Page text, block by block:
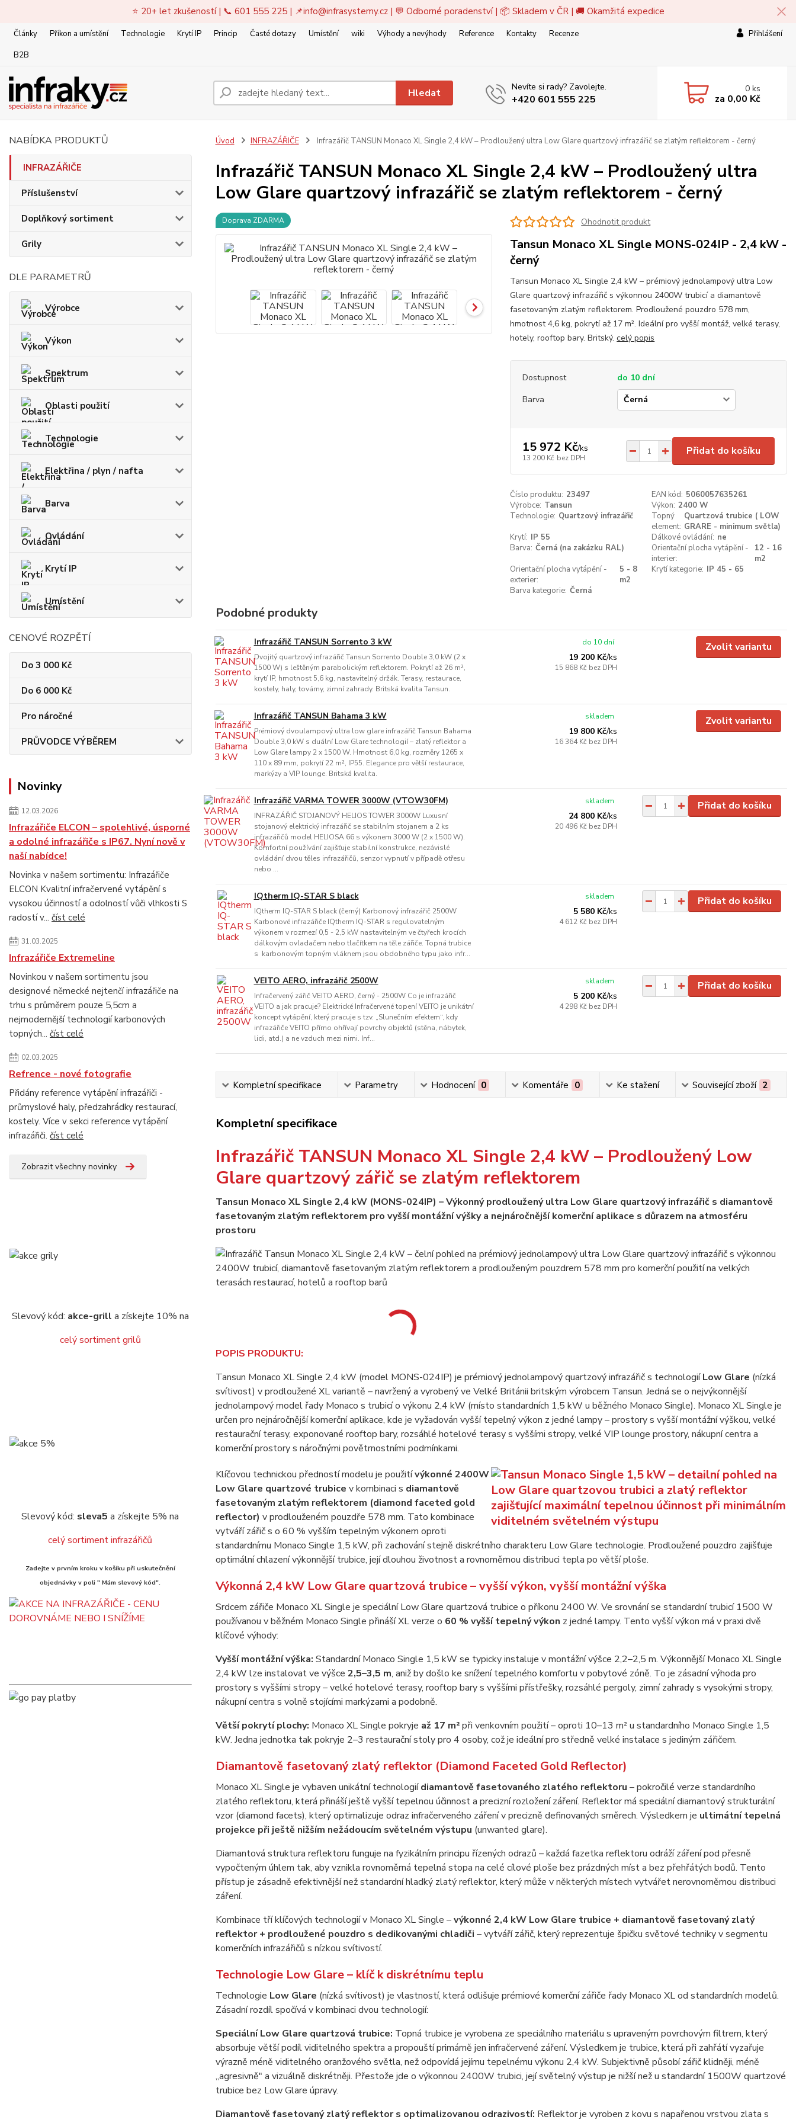
⭐ 20+ let zkušeností | 📞 601 555 225 | 📌info@infrasystemy.cz| 💬 Odborné poradenství | 📦 Skladem v ČR | 🚚 Okamžitá expedice
Články Příkon a umístění Technologie Krytí IP Princip Časté dotazy Umístění wiki Výhody a nevýhody Reference Kontakty
Recenze
B2B
Přihlášení
Hledat Nevíte si rady? Zavolejte.
+420 601 555 225
0 ks
za 0,00 Kč
NABÍDKA PRODUKTŮ
INFRAZÁŘIČE
Příslušenství
Doplňkový sortiment
Grily
DLE PARAMETRŮ
Výrobce
Výkon
Spektrum
Oblasti použití
Technologie
Elektřina / plyn / nafta
Barva
Ovládání
Krytí IP
Umístění
CENOVÉ ROZPĚTÍ
Do 3 000 Kč
Do 6 000 Kč
Pro náročné
PRŮVODCE VÝBĚREM
Novinky
12.03.2026
Infrazářiče ELCON – spolehlivé, úsporné
a odolné infrazářiče s IP67. Nyní nově v
naší nabídce!
Novinka v našem sortimentu: Infrazářiče
ELCON Kvalitní infračervené vytápění s
vysokou účinností a odolností vůči vlhkosti S
radostí v... číst celé
31.03.2025
Infrazářiče Extremeline
Novinkou v našem sortimentu jsou
designové německé nejtenčí infrazářiče na
trhu s průměrem pouze 5,5cm a
nejmodernější technologií karbonových
topných... číst celé
02.03.2025
Refrence - nové fotografie
Přidány reference vytápění infrazářiči -
průmyslové haly, předzahrádky restaurací,
kostely. Více v sekci reference vytápění
infrazářiči. číst celé
Zobrazit všechny novinky
Slevový kód: akce-grill a získejte 10% na
celý sortiment grilů
Slevový kód: sleva5 a získejte 5% na
celý sortiment infrazářičů
Zadejte v prvním kroku v košíku při uskutečnění
objednávky v poli " Mám slevový kód".
Úvod INFRAZÁŘIČE Infrazářič TANSUN Monaco XL Single 2,4 kW – Prodloužený ultra Low Glare quartzový infrazářič se zlatým reflektorem - černý
Infrazářič TANSUN Monaco XL Single 2,4 kW – Prodloužený ultra
Low Glare quartzový infrazářič se zlatým reflektorem - černý
Doprava ZDARMA Ohodnotit produkt
Tansun Monaco XL Single MONS-024IP - 2,4 kW -
černý
Tansun Monaco XL Single 2,4 kW – prémiový jednolampový ultra Low
Glare quartzový infrazářič s výkonnou 2400W trubicí a diamantově
fasetovaným zlatým reflektorem. Prodloužené pouzdro 578 mm,
hmotnost 4,6 kg, pokrytí až 17 m². Ideální pro vyšší montáž, velké terasy,
hotely, rooftop bary. Britský.celý popis
Dostupnost
do 10 dní
Barva
15 972 Kč/ks
13 200 Kč bez DPH
Přidat do košíku
Číslo produktu: 23497 EAN kód: 5060057635261
Výrobce: Tansun Výkon: 2400 W
Technologie: Quartzový infrazářič
Topný
element:
Quartzová trubice ( LOW
GRARE - minimum světla)
Krytí: IP 55 Dálkové ovládání: ne
Barva: Černá (na zakázku RAL)
Orientační plocha vytápění -
interier:
12 - 16
m2
Orientační plocha vytápění -
exterier:
5 - 8
m2
Krytí kategorie: IP 45 - 65
Barva kategorie: Černá
Podobné produkty
Infrazářič TANSUN Sorrento 3 kW
Dvojitý quartzový infrazářič Tansun Sorrento Double 3,0 kW (2 x
1500 W) s leštěným parabolickým reflektorem. Pokrytí až 26 m²,
krytí IP, hmotnost 5,6 kg, nastavitelný držák. Terasy, restaurace,
kostely, haly, továrny, zimní zahrady. Britská kvalita Tansun.
19 200 Kč/ks
15 868 Kč bez DPH
do 10 dní Zvolit variantu
Infrazářič TANSUN Bahama 3 kW
Prémiový dvoulampový ultra low glare infrazářič Tansun Bahama
Double 3,0 kW s duální Low Glare technologií – zlatý reflektor a
Low Glare lampy 2 x 1500 W. Hmotnost 6,0 kg, rozměry 1265 x
110 x 89 mm, pokrytí 22 m², IP55. Elegance pro větší restaurace,
markýzy a VIP lounge. Britská kvalita.
19 800 Kč/ks
16 364 Kč bez DPH
skladem Zvolit variantu
Infrazářič VARMA TOWER 3000W (VTOW30FM)
INFRAZÁŘIČ STOJANOVÝ HELIOS TOWER 3000W Luxusní
stojanový elektrický infrazářič se stabilním stojanem a 2 ks
infrazářičů model HELIOSA 66 s výkonem 3000 W (2 x 1500 W).
Komfortní používání zajišťuje stabilní konstrukce, nezávislé
ovládání dvou těles infrazářičů, senzor vypnutí v případě otřesu
nebo ...
24 800 Kč/ks
20 496 Kč bez DPH
skladem Přidat do košíku
IQtherm IQ-STAR S black
IQtherm IQ-STAR S black (černý) Karbonový infrazářič 2500W
Karbonové infrazářiče IQtherm IQ-STAR s regulovatelným
výkonem v rozmezí 0,5 - 2,5 kW nastavitelným ve čtyřech krocích
dálkovým ovladačem nebo tlačítkem na těle zářiče. Topná trubice
s karbonovým topným vláknem jsou obdobného typu jako infr...
5 580 Kč/ks
4 612 Kč bez DPH
skladem Přidat do košíku
VEITO AERO, infrazářič 2500W
Infračervený zářič VEITO AERO, černý - 2500W Co je infrazářič
VEITO a jak pracuje? Elektrické Infračervené topení VEITO je unikátní
koncept vytápění, který pracuje s tzv. „Slunečním efektem“, kdy
infrazářiče VEITO přímo ohřívají povrchy objektů (stěna, nábytek,
lidi, atd.) a ne vzduch mezi nimi. Inf...
5 200 Kč/ks
4 298 Kč bez DPH
skladem Přidat do košíku
Kompletní specifikace Parametry Hodnocení 0 Komentáře 0 Ke stažení Související zboží 2
Kompletní specifikace
Infrazářič TANSUN Monaco XL Single 2,4 kW – Prodloužený Low
Glare quartzový zářič se zlatým reflektorem
Tansun Monaco XL Single 2,4 kW (MONS-024IP) – Výkonný prodloužený ultra Low Glare quartzový infrazářič s diamantově
fasetovaným zlatým reflektorem pro vyšší montážní výšky a nejnáročnější komerční aplikace s důrazem na atmosféru
prostoru
POPIS PRODUKTU:
Tansun Monaco XL Single 2,4 kW (model MONS-024IP) je prémiový jednolampový quartzový infrazářič s technologiíLow Glare (nízká
svítivost) v prodloužené XL variantě – navržený a vyrobený ve Velké Británii britským výrobcem Tansun. Jedná se o nejvýkonnější
jednolampový model řady Monaco s trubicí o výkonu 2,4 kW (místo standardních 1,5 kW u běžného Monaco Single). Monaco XL Single je
určen pro nejnáročnější komerční aplikace, kde je vyžadován vyšší tepelný výkon z jedné lampy – prostory s vyšší montážní výškou, velké
restaurační terasy, exponované rooftop bary, rozsáhlé hotelové terasy s vyššími stropy, velké VIP lounge prostory, nákupní centra a
komerční prostory s náročnými povětrnostními podmínkami.
Klíčovou technickou předností modelu je použitívýkonné 2400W
Low Glare quartzové trubice v kombinaci s diamantově
fasetovaným zlatým reflektorem (diamond faceted gold
reflector) v prodlouženém pouzdře 578 mm. Tato kombinace
vytváří zářič s o 60 % vyšším tepelným výkonem oproti
standardnímu Monaco Single 1,5 kW, při zachování stejně diskrétního charakteru Low Glare technologie. Prodloužené pouzdro zajišťuje
optimální chlazení výkonnější trubice, její dlouhou životnost a rovnoměrnou distribuci tepla po větší ploše.
Výkonná 2,4 kW Low Glare quartzová trubice – vyšší výkon, vyšší montážní výška
Srdcem zářiče Monaco XL Single je speciální Low Glare quartzová trubice o příkonu 2400 W. Ve srovnání se standardní trubicí 1500 W
používanou v běžném Monaco Single přináší XL verze o 60 % vyšší tepelný výkon z jedné lampy. Tento vyšší výkon má v praxi dvě
klíčové výhody:
Vyšší montážní výška: Standardní Monaco Single 1,5 kW se typicky instaluje v montážní výšce 2,2–2,5 m. Výkonnější Monaco XL Single
2,4 kW lze instalovat ve výšce 2,5–3,5 m, aniž by došlo ke snížení tepelného komfortu v pobytové zóně. To je zásadní výhoda pro
prostory s vyššími stropy – velké hotelové terasy, rooftop bary s vyššími přístřešky, rozsáhlé pergoly, zimní zahrady s vysokými stropy,
nákupní centra s volně stojícími markýzami a podobně.
Větší pokrytí plochy: Monaco XL Single pokryje až 17 m²při venkovním použití – oproti 10–13 m² u standardního Monaco Single 1,5
kW. Jedna jednotka tak pokryje 2–3 restaurační stoly pro 4 osoby, což je ideální pro středně velké instalace s jediným zářičem.
Diamantově fasetovaný zlatý reflektor (Diamond Faceted Gold Reflector)
Monaco XL Single je vybaven unikátní technologiídiamantově fasetovaného zlatého reflektoru – pokročilé verze standardního
zlatého reflektoru, která přináší ještě vyšší tepelnou účinnost a precizní rozložení záření. Reflektor má speciální diamantový strukturální
vzor (diamond facets), který optimalizuje odraz infračerveného záření v precizně definovaných směrech. Výsledkem je ultimátní tepelná
projekce při ještě nižším nežádoucím světelném výstupu (unwanted glare).
Diamantová struktura reflektoru funguje na fyzikálním principu řízených odrazů – každá fazetka reflektoru odráží záření pod přesně
vypočteným úhlem tak, aby vznikla rovnoměrná tepelná stopa na celé cílové ploše bez prázdných míst a bez přehřátých bodů. Tento
přístup je zásadně efektivnější než standardní hladký zlatý reflektor, který může v některých místech vytvářet nerovnoměrnou distribuci
záření.
Kombinace tří klíčových technologií v Monaco XL Single –výkonné 2,4 kW Low Glare trubice + diamantově fasetovaný zlatý
reflektor + prodloužené pouzdro s dedikovanými chladiči – vytváří zářič, který reprezentuje špičku světové techniky v segmentu
komerčních infrazářičů s nízkou svítivostí.
Technologie Low Glare – klíč k diskrétnímu teplu
Technologie Low Glare (nízká svítivost) je vlastností, která odlišuje prémiové komerční zářiče řady Monaco XL od standardních modelů.
Zásadní rozdíl spočívá v kombinaci dvou technologií:
Speciální Low Glare quartzová trubice: Topná trubice je vyrobena ze speciálního materiálu s upraveným povrchovým filtrem, který
absorbuje větší podíl viditelného spektra a propouští primárně jen infračervené záření. Výsledkem je trubice, která při zahřátí vyzařuje
výrazně méně viditelného oranžového světla, než odpovídá jejímu tepelnému výkonu 2,4 kW. Subjektivně působí zářič klidněji, méně
„agresivně" a vizuálně diskrétněji. Přestože jde o výkonnou 2400W trubici, její světelný výstup je nižší než u standardní 1500W quartzové
trubice bez Low Glare úpravy.
Diamantově fasetovaný zlatý reflektor s optimalizovanou odrazivostí: Reflektor je vyroben z kovu s napařenou vrstvou zlata s